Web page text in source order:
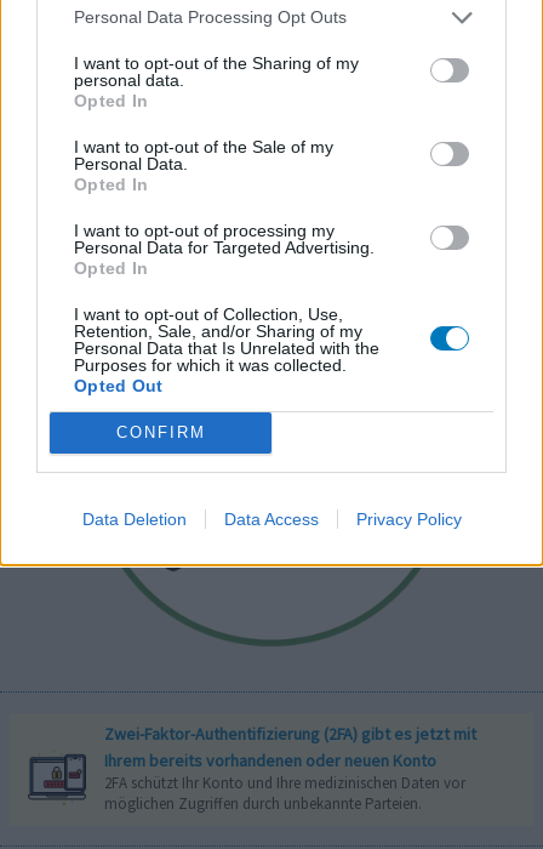
Personal Data Processing Opt Outs
I want to opt-out of the Sharing of my
personal data.
Opted In
I want to opt-out of the Sale of my
Personal Data.
Opted In
I want to opt-out of processing my
Personal Data for Targeted Advertising.
Opted In
I want to opt-out of Collection, Use,
Retention, Sale, and/or Sharing of my
Personal Data that Is Unrelated with the
Purposes for which it was collected.
Opted Out
CONFIRM
Data Deletion Data Access Privacy Policy
Zwei-Faktor-Authentifizierung (2FA) gibt es jetzt mit
Ihrem bereits vorhandenen oder neuen Konto
2FA schützt Ihr Konto und Ihre medizinischen Daten vor
möglichen Zugriffen durch unbekannte Parteien.